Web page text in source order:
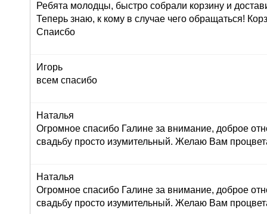
Ребята молодцы, быстро собрали корзину и
Теперь знаю, к кому в случае чего обращаться!
Спаисбо
Игорь
всем спасибо
Наталья
Огромное спасибо Галине за внимание, доброе
свадьбу просто изумительный. Желаю Вам
Наталья
Огромное спасибо Галине за внимание, доброе
свадьбу просто изумительный. Желаю Вам